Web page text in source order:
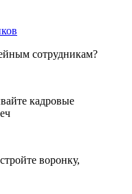
сотрудникам?
кадровые
воронку,